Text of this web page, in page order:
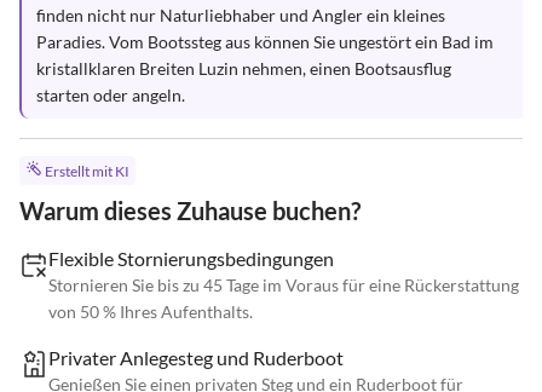
finden nicht nur Naturliebhaber und Angler ein kleines
Paradies. Vom Bootssteg aus können Sie ungestört ein Bad im
kristallklaren Breiten Luzin nehmen, einen Bootsausflug
starten oder angeln.
Erstellt mit KI
Warum dieses Zuhause buchen?
Flexible Stornierungsbedingungen
Stornieren Sie bis zu 45 Tage im Voraus für eine Rückerstattung
von 50 % Ihres Aufenthalts.
Privater Anlegesteg und Ruderboot
Genießen Sie einen privaten Steg und ein Ruderboot für